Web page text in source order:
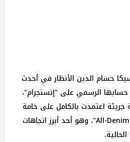
حسام الدين الأنظار في أحدث
الرسمي على "إنستجرام"،
اعتمدت بالكامل على خامة
الجينز فيما يُعرف بـ"All-Denim Look"، وهو أحد أبرز اتجاهات